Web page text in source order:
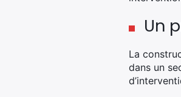
Un
La
dans un